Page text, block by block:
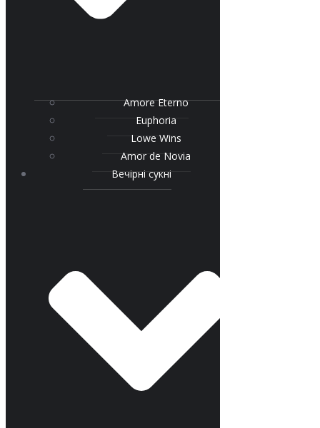
Amore Eterno
Euphoria
Lowe Wins
Amor de Novia
Вечірні сукні